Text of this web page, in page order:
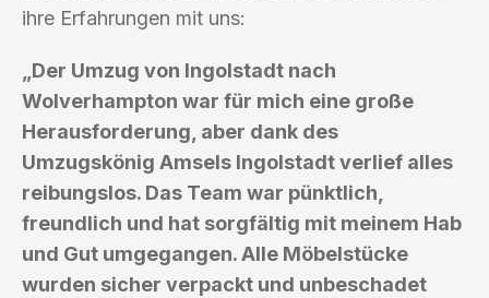
ihre Erfahrungen mit uns:
„Der Umzug von Ingolstadt nach
Wolverhampton war für mich eine große
Herausforderung, aber dank des
Umzugskönig Amsels Ingolstadt verlief alles
reibungslos. Das Team war pünktlich,
freundlich und hat sorgfältig mit meinem Hab
und Gut umgegangen. Alle Möbelstücke
wurden sicher verpackt und unbeschadet